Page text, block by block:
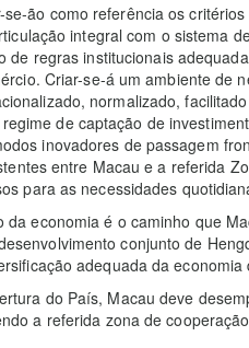
ão como referência os
integral com o sistema
regras institucionais
Criar-se-á um ambiente de
normalizado,
de captação de
inovadores de passagem
entre Macau e a referida
para as necessidades
economia é o caminho que
conjunto de
adequada da economia
do País, Macau deve
a referida zona de